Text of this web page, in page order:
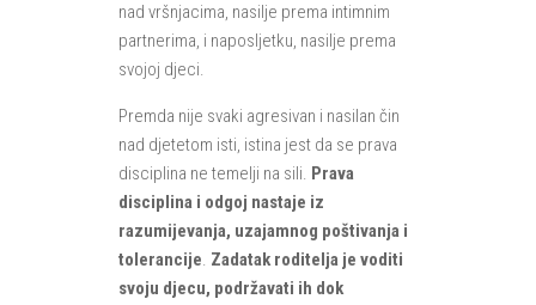
nad vršnjacima, nasilje prema intimnim
partnerima, i naposljetku, nasilje prema
svojoj djeci.
Premda nije svaki agresivan i nasilan čin
nad djetetom isti, istina jest da se prava
disciplina ne temelji na sili. Prava
disciplina i odgoj nastaje iz
razumijevanja, uzajamnog poštivanja i
tolerancije. Zadatak roditelja je voditi
svoju djecu, podržavati ih dok